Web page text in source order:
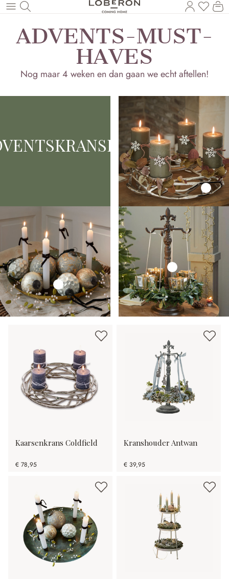
Naar de hoofdinhoud
U
ADVENTS-MUST-
HAVES
Nog maar 4 weken en dan gaan we echt aftellen!
Kaarsenkrans Coldfield
€ 78,95
Kranshouder Antwan
€ 39,95